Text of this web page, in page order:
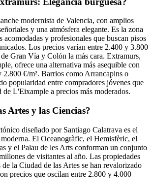
modernista de Valencia, con amplios
y una atmósfera elegante. Es la zona
y profesionales que buscan pisos
Los precios varían entre 2.400 y 3.800
Gran Vía y Colón la más cara. Extramurs,
ofrece una alternativa más asequible con
2.800 €/m². Barrios como Arrancapins o
popularidad entre compradores jóvenes que
de L'Eixample a precios más moderados.
Artes y las Ciencias?
diseñado por Santiago Calatrava es el
El Oceanogràfic, el Hemisfèric, el
y el Palau de les Arts conforman un conjunto
de visitantes al año. Las propiedades
la Ciudad de las Artes se han revalorizado
precios que oscilan entre 2.800 y 4.000